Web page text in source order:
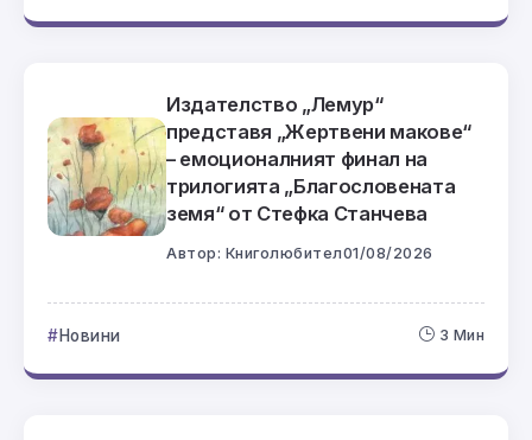
Издателство „Лемур“
представя „Жертвени макове“
– емоционалният финал на
трилогията „Благословената
земя“ от Стефка Станчева
Автор: Книголюбител01/08/2026
Новини 3 Мин